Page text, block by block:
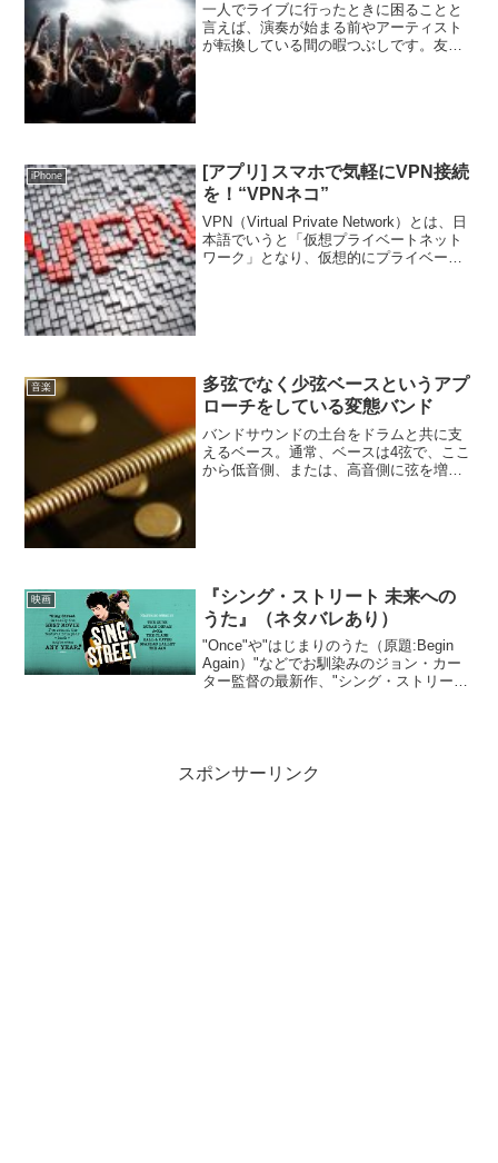
一人でライブに行ったときに困ることと
言えば、演奏が始まる前やアーティスト
が転換している間の暇つぶしです。友達
iPhone
[アプリ] スマホで気軽にVPN接続
を！“VPNネコ”
VPN（Virtual Private Network）とは、日
本語でいうと「仮想プライベートネット
ワーク」となり、仮想的にプライベート
音楽
多弦でなく少弦ベースというアプ
ローチをしている変態バンド
バンドサウンドの土台をドラムと共に支
えるベース。通常、ベースは4弦で、ここ
から低音側、または、高音側に弦を増や
映画
『シング・ストリート 未来への
うた』（ネタバレあり）
"Once"や"はじまりのうた（原題:Begin
Again）"などでお馴染みのジョン・カー
ター監督の最新作、"シング・ストリート
スポンサーリンク